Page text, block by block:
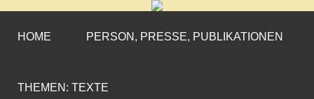
CORNELIA COENEN-
MARX
»ENGAGEMENT MIT PROFIL«
HOME PERSON, PRESSE, PUBLIKATIONEN
THEMEN: TEXTE